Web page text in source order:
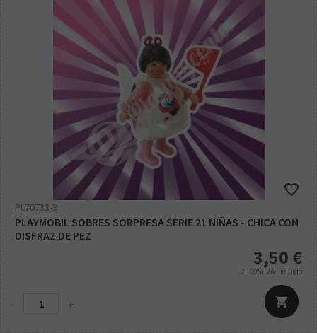
PL70733-9
PLAYMOBIL SOBRES SORPRESA SERIE 21 NIÑAS - CHICA CON
DISFRAZ DE PEZ
3,50 €
21.00% IVA incluido
- +